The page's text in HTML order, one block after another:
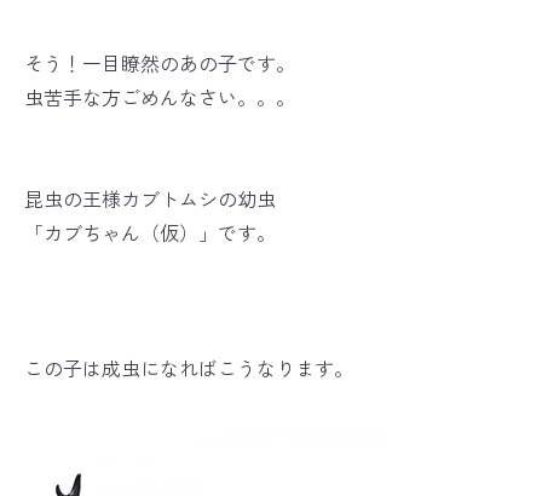
そう！一目瞭然のあの子です。
虫苦手な方ごめんなさい。。。
昆虫の王様カブトムシの幼虫
「カブちゃん（仮）」です。
この子は成虫になればこうなります。